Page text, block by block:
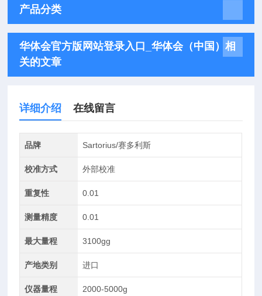
产品分类
华体会官方版网站登录入口_华体会（中国）相
关的文章
详细介绍 在线留言
品牌 Sartorius/赛多利斯
校准方式 外部校准
重复性 0.01
测量精度 0.01
最大量程 3100gg
产地类别 进口
仪器量程 2000-5000g